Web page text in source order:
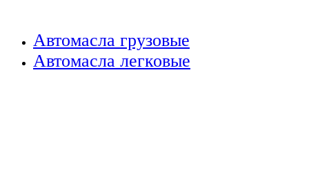
Автомасла грузовые
Автомасла легковые